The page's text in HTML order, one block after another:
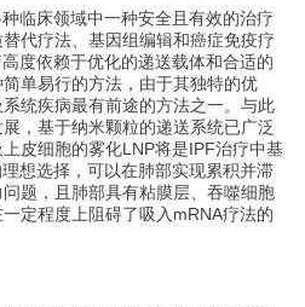
临床领域中一种安全且有效的治疗
代疗法、基因组编辑和癌症免疫疗
度依赖于优化的递送载体和合适的
单易行的方法，由于其独特的优
统疾病最有前途的方法之一。与此
，基于纳米颗粒的递送系统已广泛
皮细胞的雾化LNP将是IPF治疗中基
想选择，可以在肺部实现累积并滞
题，且肺部具有粘膜层、吞噬细胞
定程度上阻碍了吸入mRNA疗法的